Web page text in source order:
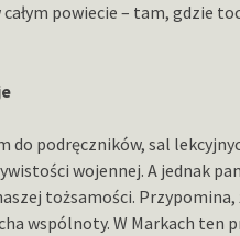
powiecie – tam, gdzie
do podręczników, sal
wojennej. A jednak
tożsamości.
wspólnoty. W Markach ten